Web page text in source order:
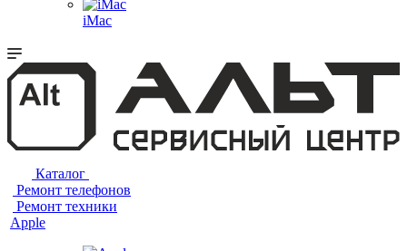
iMac
Каталог
Ремонт телефонов
Ремонт техники
Apple